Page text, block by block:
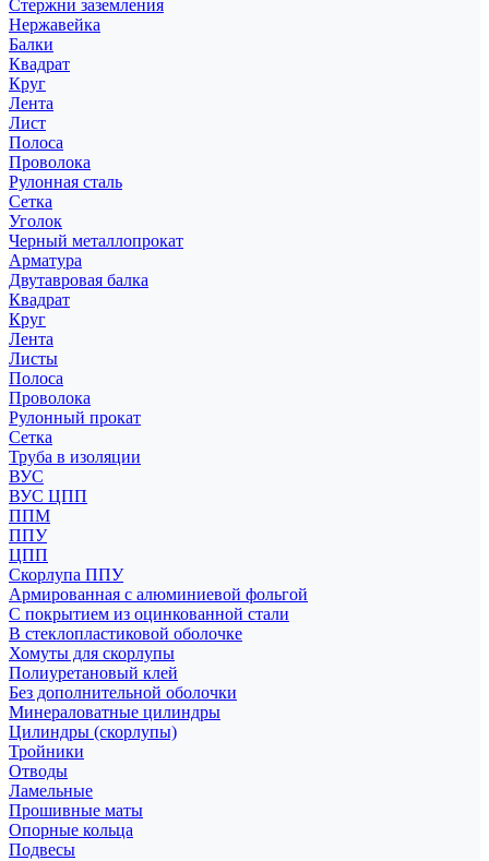
Стержни заземления
Нержавейка
Балки
Квадрат
Круг
Лента
Лист
Полоса
Проволока
Рулонная сталь
Сетка
Уголок
Черный металлопрокат
Арматура
Двутавровая балка
Квадрат
Круг
Лента
Листы
Полоса
Проволока
Рулонный прокат
Сетка
Труба в изоляции
ВУС
ВУС ЦПП
ППМ
ППУ
ЦПП
Скорлупа ППУ
Армированная с алюминиевой фольгой
С покрытием из оцинкованной стали
В стеклопластиковой оболочке
Хомуты для скорлупы
Полиуретановый клей
Без дополнительной оболочки
Минераловатные цилиндры
Цилиндры (скорлупы)
Тройники
Отводы
Ламельные
Прошивные маты
Опорные кольца
Подвесы